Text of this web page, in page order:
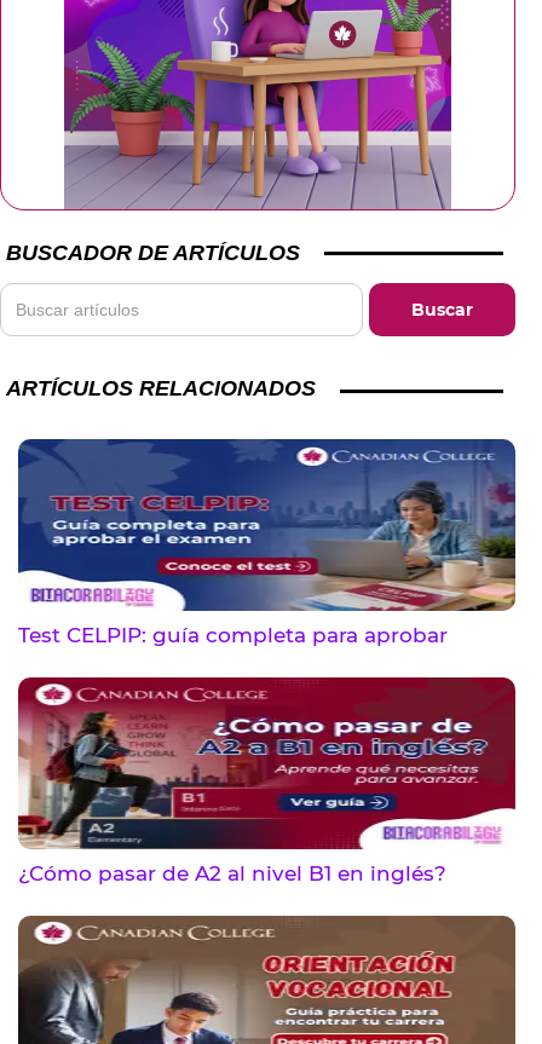
BUSCADOR DE ARTÍCULOS
ARTÍCULOS RELACIONADOS
Test CELPIP: guía completa para aprobar
¿Cómo pasar de A2 al nivel B1 en inglés?